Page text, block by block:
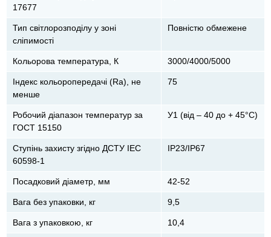
17677
Тип світлорозподілу у зоні
сліпимості
Повністю обмежене
Кольорова температура, К 3000/4000/5000
Індекс кольоропередачі (Ra), не
менше
75
Робочий діапазон температур за
ГОСТ 15150
У1 (від – 40 до + 45°С)
Ступінь захисту згідно ДСТУ IEC
60598-1
ІР23/ІР67
Посадковий діаметр, мм 42-52
Вага без упаковки, кг 9,5
Вага з упаковкою, кг 10,4